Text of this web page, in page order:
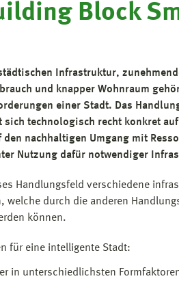
Block
Infrastruktur,
und knapper Wohnraum
einer Stadt. Das
sich technologisch recht konkret
den nachhaltigen Umgang mit
Nutzung dafür notwendiger
Handlungsfeld verschiedene
welche durch die anderen
können.
für eine intelligente Stadt:
in unterschiedlichsten